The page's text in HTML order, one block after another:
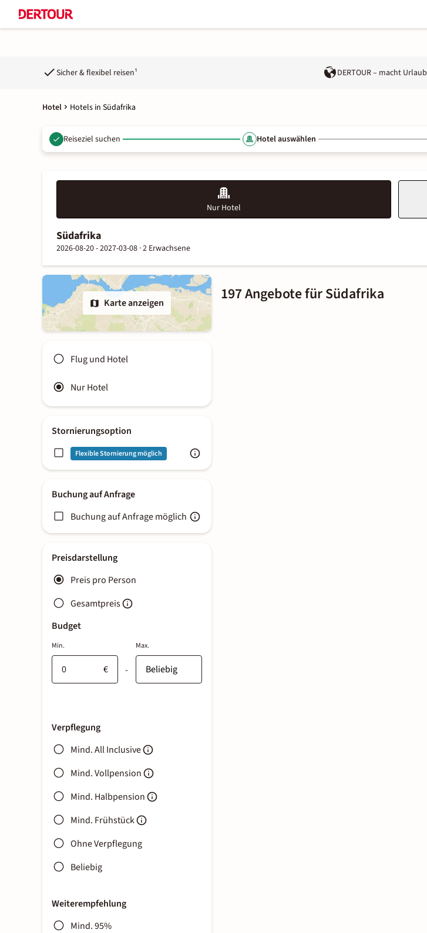
Sicher & flexibel reisen¹ DERTOUR – macht Urlaub
Hotel Hotels in Südafrika
Reiseziel suchen Hotel auswählen
Nur Hotel
Südafrika
2026-08-20 - 2027-03-08 ·2 Erwachsene
Karte anzeigen
Flug und Hotel
Nur Hotel
Stornierungsoption
Flexible Stornierung möglich
Buchung auf Anfrage
Buchung auf Anfrage möglich
Preisdarstellung
Preis pro Person
Gesamtpreis
Budget
Min.
€ -
Max.
Verpflegung
Mind. All Inclusive
Mind. Vollpension
Mind. Halbpension
Mind. Frühstück
Ohne Verpflegung
Beliebig
Weiterempfehlung
Mind. 95%
197 Angebote für Südafrika